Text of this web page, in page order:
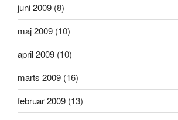
juni 2009 (8)
maj 2009 (10)
april 2009 (10)
marts 2009 (16)
februar 2009 (13)